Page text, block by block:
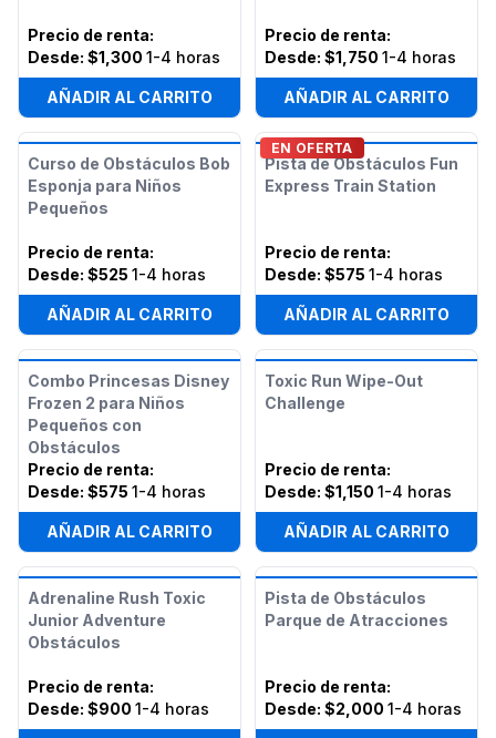
Precio de renta:
Desde: $1,300 1-4 horas
AÑADIR AL CARRITO
Precio de renta:
Desde: $1,750 1-4 horas
AÑADIR AL CARRITO
Curso de Obstáculos Bob
Esponja para Niños
Pequeños
Precio de renta:
Desde: $525 1-4 horas
AÑADIR AL CARRITO
EN OFERTA
Pista de Obstáculos Fun
Express Train Station
Precio de renta:
Desde: $575 1-4 horas
AÑADIR AL CARRITO
Combo Princesas Disney
Frozen 2 para Niños
Pequeños con
Obstáculos
Precio de renta:
Desde: $575 1-4 horas
AÑADIR AL CARRITO
Toxic Run Wipe-Out
Challenge
Precio de renta:
Desde: $1,150 1-4 horas
AÑADIR AL CARRITO
Adrenaline Rush Toxic
Junior Adventure
Obstáculos
Precio de renta:
Desde: $900 1-4 horas
Pista de Obstáculos
Parque de Atracciones
Precio de renta:
Desde: $2,000 1-4 horas